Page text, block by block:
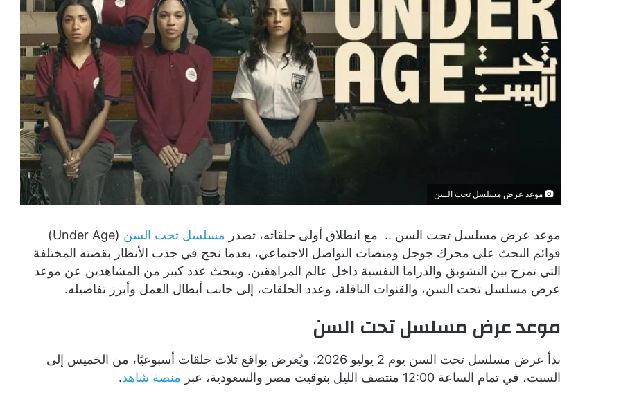
موعد عرض مسلسل تحت السن
موعد عرض مسلسل تحت السن .. مع انطلاق أولى حلقاته، تصدر مسلسل تحت السن
(Under Age)
قوائم البحث على محرك جوجل ومنصات التواصل الاجتماعي، بعدما نجح في جذب الأنظار بقصته المختلفة
التي تمزج بين التشويق والدراما النفسية داخل عالم المراهقين. ويبحث عدد كبير من المشاهدين عن موعد
عرض مسلسل تحت السن، والقنوات الناقلة، وعدد الحلقات، إلى جانب أبطال العمل وأبرز تفاصيله.
موعد عرض مسلسل تحت السن
بدأ عرض مسلسل تحت السن يوم 2 يوليو 2026، ويُعرض بواقع ثلاث حلقات أسبوعيًا، من الخميس إلى
السبت، في تمام الساعة 12:00 منتصف الليل بتوقيت مصر والسعودية، عبر
منصة شاهد.